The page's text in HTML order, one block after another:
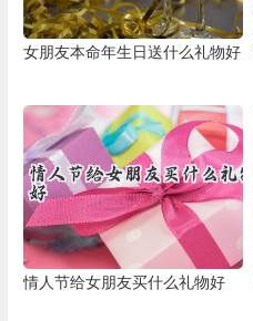
女朋友本命年生日送什么礼物好
情人节给女朋友买什么礼物好